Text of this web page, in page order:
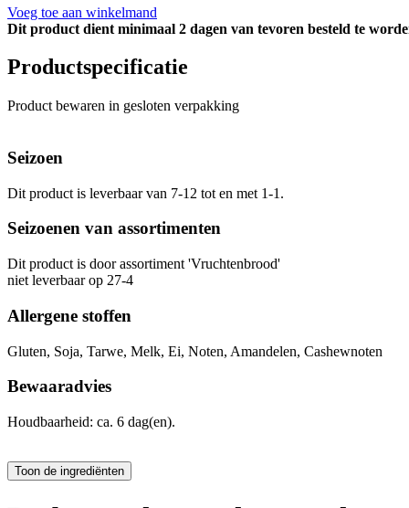
Voeg toe aan winkelmand
Dit product dient minimaal 2 dagen van tevoren besteld te
Productspecificatie
Product bewaren in gesloten verpakking
Seizoen
Dit product is leverbaar van 7-12 tot en met 1-1.
Seizoenen van assortimenten
Dit product is door assortiment 'Vruchtenbrood'
niet leverbaar op 27-4
Allergene stoffen
Gluten, Soja, Tarwe, Melk, Ei, Noten, Amandelen, Cashewnoten
Bewaaradvies
Houdbaarheid: ca. 6 dag(en).